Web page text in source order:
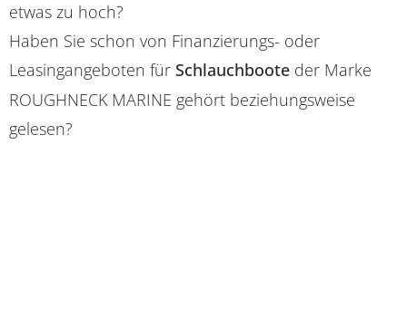
etwas zu hoch?
Haben Sie schon von Finanzierungs- oder
Leasingangeboten für Schlauchboote der Marke
ROUGHNECK MARINE gehört beziehungsweise
gelesen?